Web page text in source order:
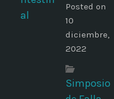
Posted on
10
diciembre,
2022
Simposio